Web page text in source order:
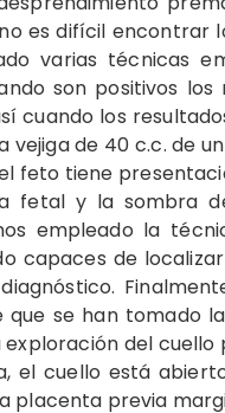
es difícil encontrar
varias técnicas
son positivos
cuando los
de 40 c.c. de
feto tiene
fetal y la sombra
empleado la
capaces de
que se han tomado
del
el cuello está
placenta previa